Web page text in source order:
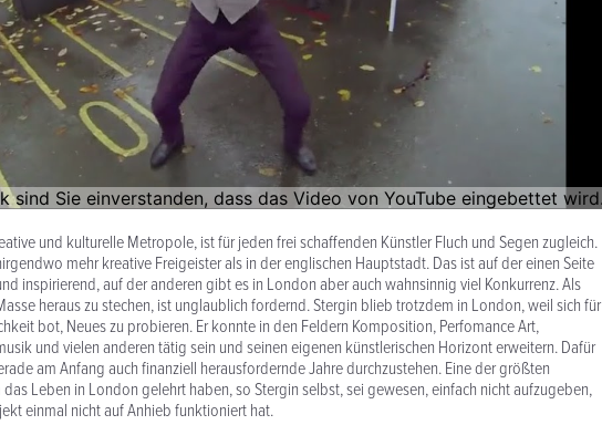
und kulturelle Metropole, ist für jeden frei schaffenden Künstler Fluch und Segen zugleich.
mehr kreative Freigeister als in der englischen Hauptstadt. Das ist auf der einen Seite
inspirierend, auf der anderen gibt es in London aber auch wahnsinnig viel Konkurrenz. Als
heraus zu stechen, ist unglaublich fordernd. Stergin blieb trotzdem in London, weil sich für
bot, Neues zu probieren. Er konnte in den Feldern Komposition, Perfomance Art,
und vielen anderen tätig sein und seinen eigenen künstlerischen Horizont erweitern. Dafür
am Anfang auch finanziell herausfordernde Jahre durchzustehen. Eine der größten
Leben in London gelehrt haben, so Stergin selbst, sei gewesen, einfach nicht aufzugeben,
einmal nicht auf Anhieb funktioniert hat.